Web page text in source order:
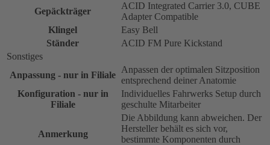
Gepäckträger
ACID Integrated Carrier 3.0, CUBE
Adapter Compatible
Klingel
Easy Bell
Ständer
ACID FM Pure Kickstand
Sonstiges
Anpassung - nur in Filiale
Anpassen der optimalen Sitzposition
entsprechend deiner Anatomie
Konfiguration - nur in
Filiale
Individuelles Fahrwerks Setup durch
geschulte Mitarbeiter
Anmerkung
Die Abbildung kann abweichen. Der
Hersteller behält es sich vor,
bestimmte Komponenten durch